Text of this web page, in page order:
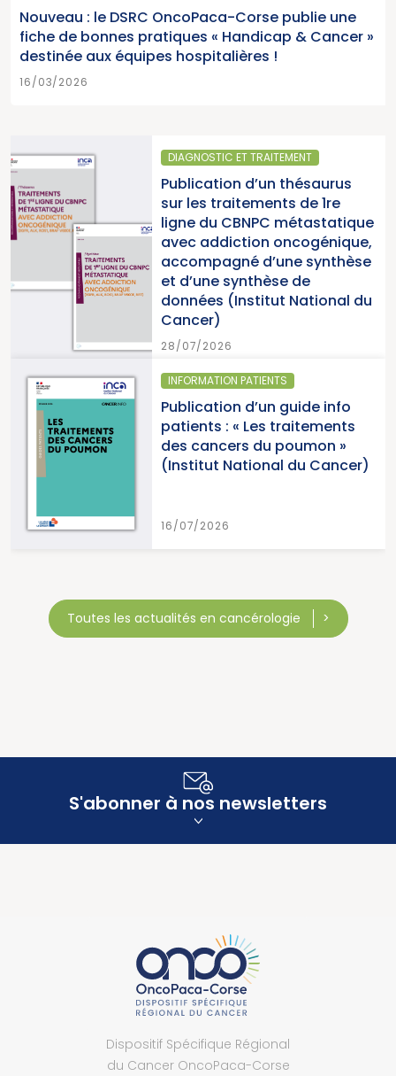
Nouveau : le DSRC OncoPaca-Corse publie une
fiche de bonnes pratiques « Handicap & Cancer »
destinée aux équipes hospitalières !
16/03/2026
DIAGNOSTIC ET TRAITEMENT
Publication d’un thésaurus
sur les traitements de 1re
ligne du CBNPC métastatique
avec addiction oncogénique,
accompagné d’une synthèse
et d’une synthèse de
données (Institut National du
28/07/2026
INFORMATION PATIENTS
Publication d’un guide info
patients : « Les traitements
des cancers du poumon »
(Institut National du Cancer)
Toutes les actualités en cancérologie
S'abonner à nos newsletters
Dispositif Spécifique Régional
du Cancer OncoPaca-Corse